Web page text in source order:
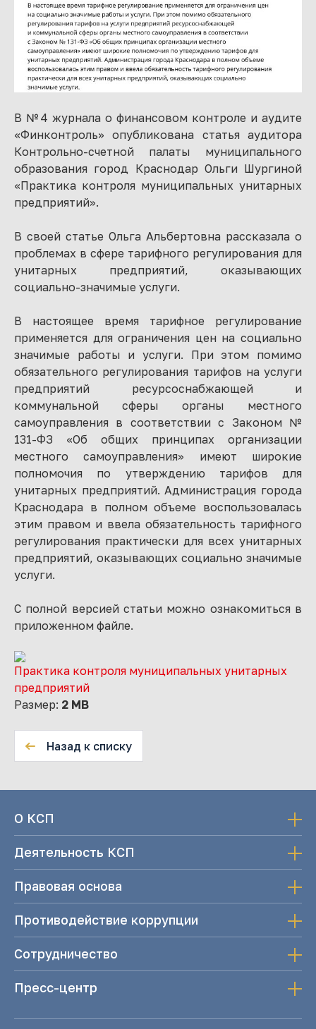
В №4 журнала о финансовом контроле и аудите
«Финконтроль» опубликована статья аудитора
Контрольно-счетной палаты муниципального
образования город Краснодар Ольги Шургиной
«Практика контроля муниципальных унитарных
предприятий».
В своей статье Ольга Альбертовна рассказала о
проблемах в сфере тарифного регулирования для
унитарных предприятий, оказывающих
социально-значимые услуги.
В настоящее время тарифное регулирование
применяется для ограничения цен на социально
значимые работы и услуги. При этом помимо
обязательного регулирования тарифов на услуги
предприятий ресурсоснабжающей и
коммунальной сферы органы местного
самоуправления в соответствии с Законом №
131-ФЗ «Об общих принципах организации
местного самоуправления» имеют широкие
полномочия по утверждению тарифов для
унитарных предприятий. Администрация города
Краснодара в полном объеме воспользовалась
этим правом и ввела обязательность тарифного
регулирования практически для всех унитарных
предприятий, оказывающих социально значимые
услуги.
С полной версией статьи можно ознакомиться в
приложенном файле.
Практика контроля муниципальных унитарных
предприятий
Размер: 2 MB
Назад к списку
О КСП
Деятельность КСП
Правовая основа
Противодействие коррупции
Сотрудничество
Пресс-центр